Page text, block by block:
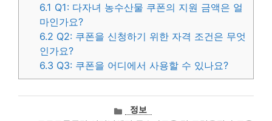
6.1 Q1: 다자녀 농수산물 쿠폰의 지원 금액은 얼
마인가요?
6.2 Q2: 쿠폰을 신청하기 위한 자격 조건은 무엇
인가요?
6.3 Q3: 쿠폰을 어디에서 사용할 수 있나요?
카정보